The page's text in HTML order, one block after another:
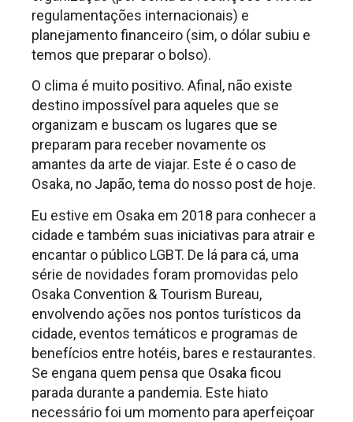
regulamentações internacionais) e
planejamento financeiro (sim, o dólar subiu e
temos que preparar o bolso).
O clima é muito positivo. Afinal, não existe
destino impossível para aqueles que se
organizam e buscam os lugares que se
preparam para receber novamente os
amantes da arte de viajar. Este é o caso de
Osaka, no Japão, tema do nosso post de hoje.
Eu estive em Osaka em 2018 para conhecer a
cidade e também suas iniciativas para atrair e
encantar o público LGBT. De lá para cá, uma
série de novidades foram promovidas pelo
Osaka Convention & Tourism Bureau,
envolvendo ações nos pontos turísticos da
cidade, eventos temáticos e programas de
benefícios entre hotéis, bares e restaurantes.
Se engana quem pensa que Osaka ficou
parada durante a pandemia. Este hiato
necessário foi um momento para aperfeiçoar